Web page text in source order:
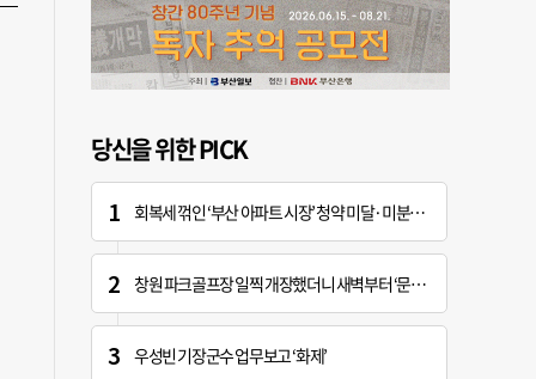
당신을 위한 PICK
회복세 꺾인 ‘부산 아파트 시장’ 청약 미달·미분양 심화
창원 파크골프장 일찍 개장했더니 새벽부터 ‘문전성시’
우성빈 기장군수 업무보고 ‘화제’